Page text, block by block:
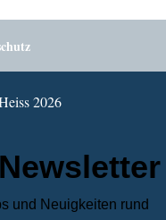
2026
und Neuigkeiten rund